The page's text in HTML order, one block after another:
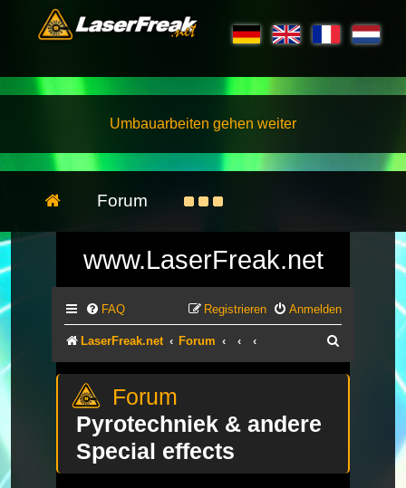
Umbauarbeiten gehen weiter
Forum
www.LaserFreak.net
FAQ Anmelden
Registrieren
LaserFreak.net Forum
Pyrotechniek & andere
Special effects